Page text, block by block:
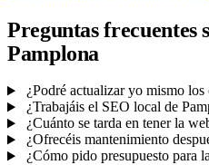
Preguntas frecuentes
Pamplona
¿Podré actualizar yo mismo los
¿Trabajáis el SEO local de
¿Cuánto se tarda en tener la
¿Ofrecéis mantenimiento
¿Cómo pido presupuesto para